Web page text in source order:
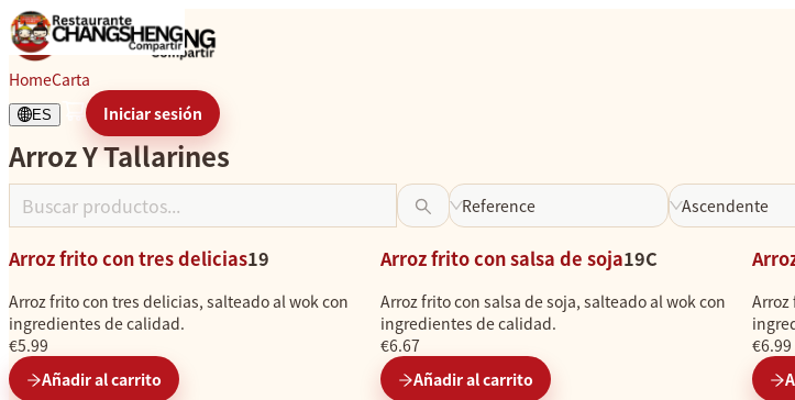
Arroz Y Tallarines
HomeCarta
ES Iniciar sesión
C
a
n
d
o
.
.
Arroz Y Tallarines
Reference Ascendente
Arroz frito con tres delicias19
Arroz frito con tres delicias, salteado al wok con
ingredientes de calidad.
€5.99
Añadir al carrito
Arroz frito con salsa de soja19C
Arroz frito con salsa de soja, salteado al wok con
ingredientes de calidad.
€6.67
Añadir al carrito
Arroz
€6.99